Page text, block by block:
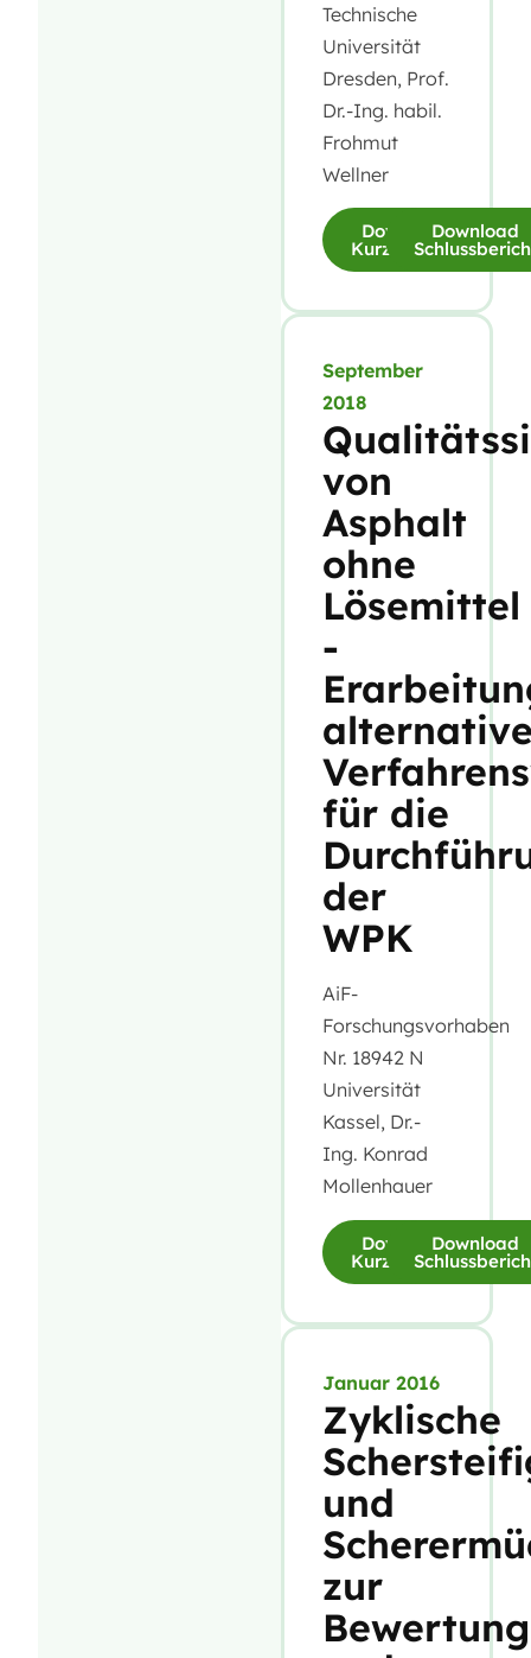
Technische
Universität
Dresden, Prof.
Dr.-Ing. habil.
Frohmut
Wellner
Download
Kurzfassung
Download
September
2018
von
Asphalt
ohne
Lösemittel
-
für die
der
WPK
AiF-
Forschungsvorhaben
Nr. 18942 N
Universität
Kassel, Dr.-
Ing. Konrad
Mollenhauer
Download
Kurzfassung
Download
Januar 2016
Zyklische
und
zur
Bewertung